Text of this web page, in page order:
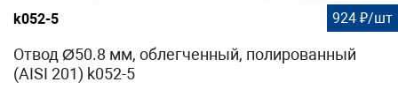
k052-5 924 ₽/шт
Отвод Ø50.8 мм, облегченный, полированный
(AISI 201) k052-5